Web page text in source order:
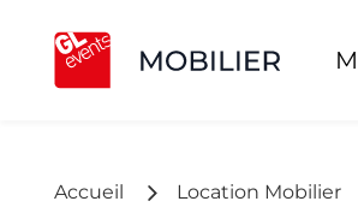
Accueil Location Mobilier